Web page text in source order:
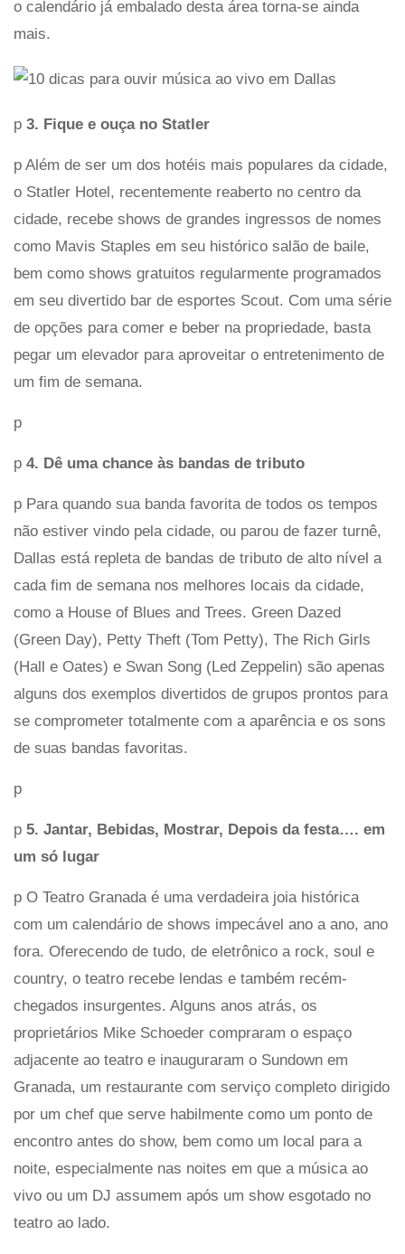
o calendário já embalado desta área torna-se ainda
mais.
p 3. Fique e ouça no Statler
p Além de ser um dos hotéis mais populares da cidade,
o Statler Hotel, recentemente reaberto no centro da
cidade, recebe shows de grandes ingressos de nomes
como Mavis Staples em seu histórico salão de baile,
bem como shows gratuitos regularmente programados
em seu divertido bar de esportes Scout. Com uma série
de opções para comer e beber na propriedade, basta
pegar um elevador para aproveitar o entretenimento de
um fim de semana.
p
p 4. Dê uma chance às bandas de tributo
p Para quando sua banda favorita de todos os tempos
não estiver vindo pela cidade, ou parou de fazer turnê,
Dallas está repleta de bandas de tributo de alto nível a
cada fim de semana nos melhores locais da cidade,
como a House of Blues and Trees. Green Dazed
(Green Day), Petty Theft (Tom Petty), The Rich Girls
(Hall e Oates) e Swan Song (Led Zeppelin) são apenas
alguns dos exemplos divertidos de grupos prontos para
se comprometer totalmente com a aparência e os sons
de suas bandas favoritas.
p
p 5. Jantar, Bebidas, Mostrar, Depois da festa…. em
um só lugar
p O Teatro Granada é uma verdadeira joia histórica
com um calendário de shows impecável ano a ano, ano
fora. Oferecendo de tudo, de eletrônico a rock, soul e
country, o teatro recebe lendas e também recém-
chegados insurgentes. Alguns anos atrás, os
proprietários Mike Schoeder compraram o espaço
adjacente ao teatro e inauguraram o Sundown em
Granada, um restaurante com serviço completo dirigido
por um chef que serve habilmente como um ponto de
encontro antes do show, bem como um local para a
noite, especialmente nas noites em que a música ao
vivo ou um DJ assumem após um show esgotado no
teatro ao lado.